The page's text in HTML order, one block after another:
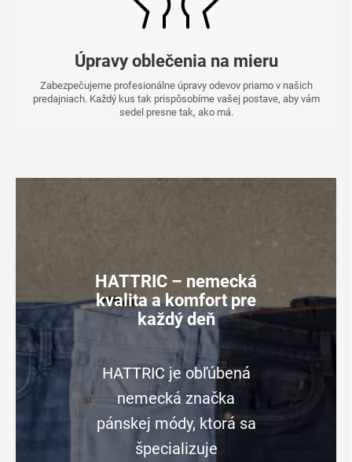
Úpravy oblečenia na mieru
Zabezpečujeme profesionálne úpravy odevov priamo v našich
predajniach. Každý kus tak prispôsobíme vašej postave, aby vám
sedel presne tak, ako má.
HATTRIC – nemecká
kvalita a komfort pre
každý deň
HATTRIC je obľúbená
nemecká značka
pánskej módy, ktorá sa
špecializuje